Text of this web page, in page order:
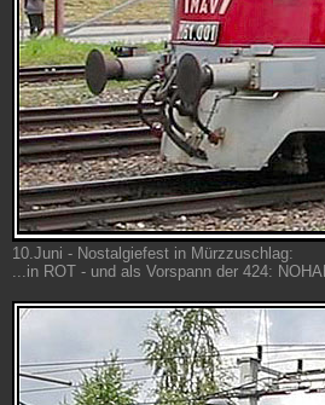
10.Juni - Nostalgiefest in Mürzzuschlag:
...in ROT - und als Vorspann der 424: